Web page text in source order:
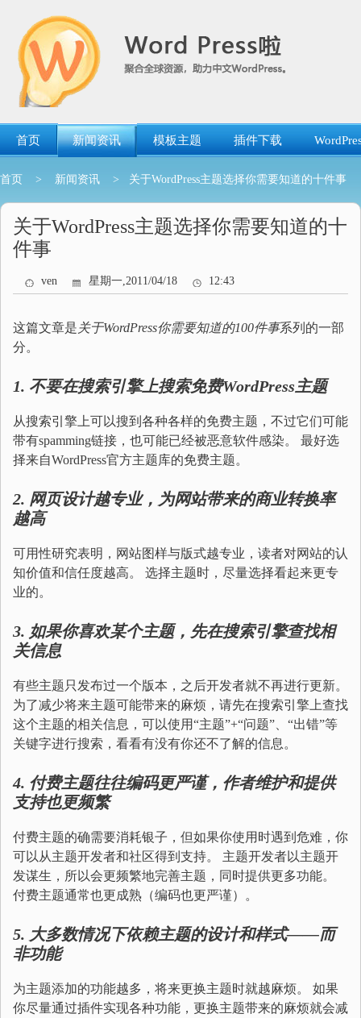
首页 新闻资讯 模板主题 插件下载
首页 > 新闻资讯 > 关于WordPress主题选择你需要知道的十件事
关于WordPress主题选择你需要知道的十
件事
ven 星期一,2011/04/18 12:43
这篇文章是关于WordPress你需要知道的100件事系列的一部
分。
1. 不要在搜索引擎上搜索免费WordPress 主题
从搜索引擎上可以搜到各种各样的免费主题，不过它们可能
带有spamming链接，也可能已经被恶意软件感染。 最好选
择来自WordPress官方主题库的免费主题。
2. 网页设计越专业，为网站带来的商业转换率
越高
可用性研究表明，网站图样与版式越专业，读者对网站的认
知价值和信任度越高。 选择主题时，尽量选择看起来更专
业的。
3. 如果你喜欢某个主题，先在搜索引擎查找相
关信息
有些主题只发布过一个版本，之后开发者就不再进行更新。
为了减少将来主题可能带来的麻烦，请先在搜索引擎上查找
这个主题的相关信息，可以使用“主题”+“问题”、“出错”等
关键字进行搜索，看看有没有你还不了解的信息。
4. 付费主题往往编码更严谨，作者维护和提供
支持也更频繁
付费主题的确需要消耗银子，但如果你使用时遇到危难，你
可以从主题开发者和社区得到支持。 主题开发者以主题开
发谋生，所以会更频繁地完善主题，同时提供更多功能。
付费主题通常也更成熟（编码也更严谨）。
5. 大多数情况下依赖主题的设计和样式——而
非功能
为主题添加的功能越多，将来更换主题时就越麻烦。 如果
你尽量通过插件实现各种功能，更换主题带来的麻烦就会减